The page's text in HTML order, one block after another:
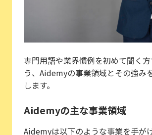
専門用語や業界慣例を初めて聞く
う、Aidemyの事業領域とその強み
します。
Aidemyの主な事業領域
Aidemyは以下のような事業を手が